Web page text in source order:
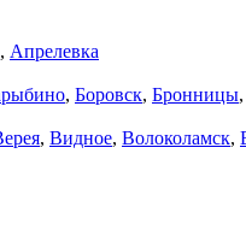
, Апрелевка
, Боровск, Бронницы,
, Видное, Волоколамск,